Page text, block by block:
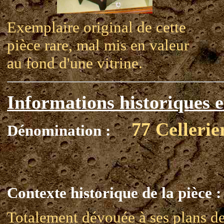
Exemplaire original de cette
pièce rare, mal mis en valeur
au fond d'une vitrine.
Informations historiques
Dénomination : 77
Contexte historique de la pièce :
Totalement dévouée à ses plans